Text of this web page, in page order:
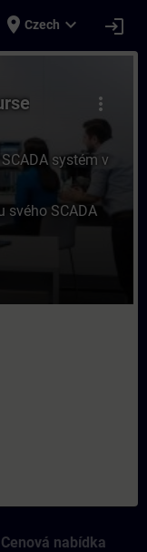
place Czech expand_more login
Course
more_vert
systém v
svého SCADA
Cenová nabídka